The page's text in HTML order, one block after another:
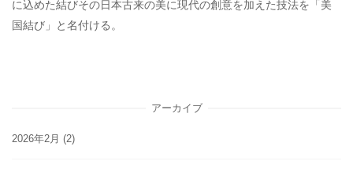
に込めた結びその日本古来の美に現代の創意を加えた技法を「美
国結び」と名付ける。
アーカイブ
2026年2月 (2)